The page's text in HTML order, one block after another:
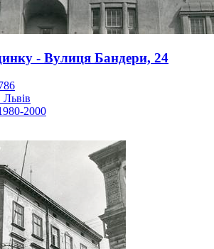
- Вулиця Бандери, 24
Львів
2000